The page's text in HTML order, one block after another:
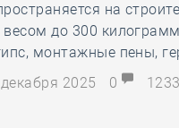
на
весом до 300
монтажные пены,
2025
0